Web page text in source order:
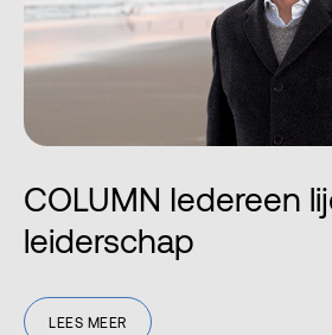
COLUMN Iedereen
leiderschap
LEES MEER